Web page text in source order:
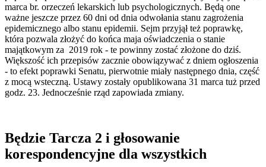
marca br. orzeczeń lekarskich lub psychologicznych. Będą one
ważne jeszcze przez 60 dni od dnia odwołania stanu zagrożenia
epidemicznego albo stanu epidemii. Sejm przyjął też poprawkę,
która pozwala złożyć do końca maja oświadczenia o stanie
majątkowym za 2019 rok - te powinny zostać złożone do dziś.
Większość ich przepisów zacznie obowiązywać z dniem ogłoszenia
- to efekt poprawki Senatu, pierwotnie miały następnego dnia, część
z mocą wsteczną. Ustawy zostały opublikowana 31 marca tuż przed
godz. 23. Jednocześnie rząd zapowiada zmiany.
Będzie Tarcza 2 i głosowanie
korespondencyjne dla wszystkich